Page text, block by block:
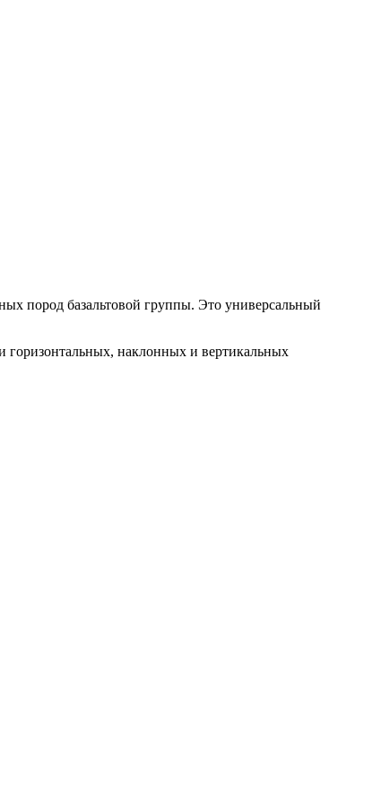
пород базальтовой группы. Это универсальный
горизонтальных, наклонных и вертикальных